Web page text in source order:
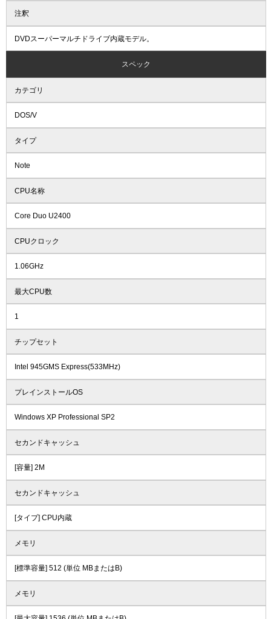
注釈
DVDスーパーマルチドライブ内蔵モデル。
スペック
カテゴリ
DOS/V
タイプ
Note
CPU名称
Core Duo U2400
CPUクロック
1.06GHz
最大CPU数
1
チップセット
Intel 945GMS Express(533MHz)
プレインストールOS
Windows XP Professional SP2
セカンドキャッシュ
[容量] 2M
セカンドキャッシュ
[タイプ] CPU内蔵
メモリ
[標準容量] 512 (単位 MBまたはB)
メモリ